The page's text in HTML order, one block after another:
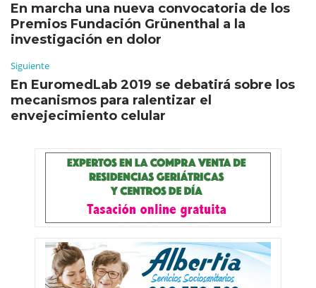
En marcha una nueva convocatoria de los
Premios Fundación Grünenthal a la
investigación en dolor
Siguiente
En EuromedLab 2019 se debatirá sobre los
mecanismos para ralentizar el
envejecimiento celular